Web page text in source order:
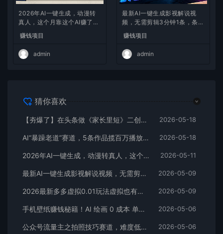
2026年AI一键生成，动漫转
真人，这个月靠这个AI赚了2
赚钱项目
admin
最新AI一键生成影视解说视
频，无需剪辑3分钟1条，条条
+
赚钱项目
admin
猜你喜欢
【夯爆了】在头条做《家长里短》二创小故事，这个月收益2w+ 2026-05-18
AI“暴躁老道”赛道，5条作品揽百万播放！（附变现全攻略） 2026-05-18
2026年AI一键生成，动漫转真人，这个月靠这个AI赚了2W+ 2026-05-11
最新AI一键生成影视解说视频，无需剪辑3分钟1条，条条爆款，多平台变现日入2000+ 2026-05-09
2026最新多多虚拟0.01玩法虚拟也有新门路轻松日入2500! 2026-05-09
手机壁纸赚钱秘籍！AI 绘画 0 成本 单店狂销 3.8 万单 2026-05-06
公众号流量主之拍照技巧赛道，难度低+流量大，起号第一篇就爆了10w阅读！ 2026-05-06